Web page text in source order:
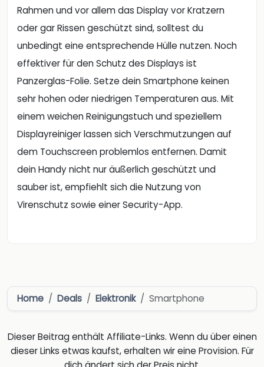
Rahmen und vor allem das Display vor Kratzern
oder gar Rissen geschützt sind, solltest du
unbedingt eine entsprechende Hülle nutzen. Noch
effektiver für den Schutz des Displays ist
Panzerglas-Folie. Setze dein Smartphone keinen
sehr hohen oder niedrigen Temperaturen aus. Mit
einem weichen Reinigungstuch und speziellem
Displayreiniger lassen sich Verschmutzungen auf
dem Touchscreen problemlos entfernen. Damit
dein Handy nicht nur äußerlich geschützt und
sauber ist, empfiehlt sich die Nutzung von
Virenschutz sowie einer Security-App.
Home Deals Elektronik Smartphone
Dieser Beitrag enthält Affiliate-Links. Wenn du über einen
dieser Links etwas kaufst, erhalten wir eine Provision. Für